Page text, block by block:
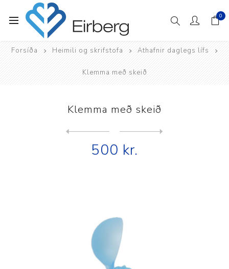
0
Forsíða Heimili og skrifstofa Athafnir daglegs lífs
Klemma með skeið
Klemma með skeið
500 kr.